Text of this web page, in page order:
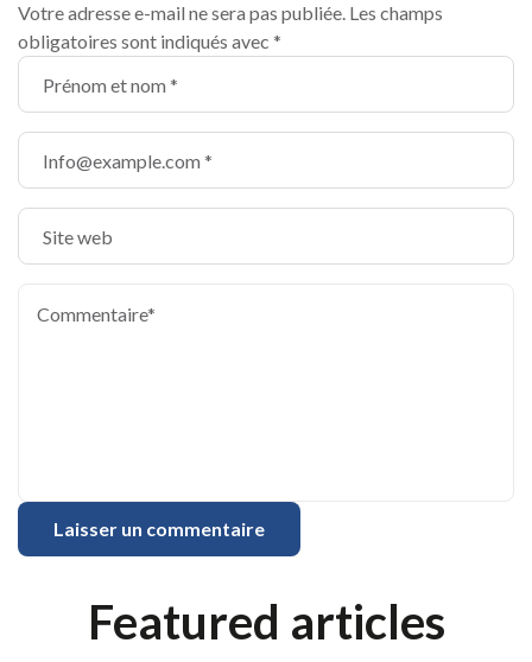
Votre adresse e-mail ne sera pas publiée. Les champs
obligatoires sont indiqués avec *
Featured articles